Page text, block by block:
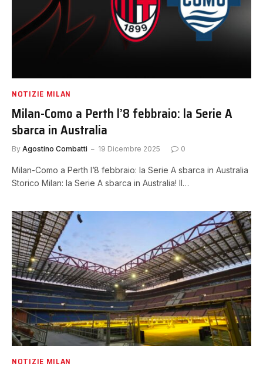
NOTIZIE MILAN
Milan-Como a Perth l’8 febbraio: la Serie A
sbarca in Australia
By Agostino Combatti 19 Dicembre 2025 0
Milan-Como a Perth l’8 febbraio: la Serie A sbarca in Australia
Storico Milan: la Serie A sbarca in Australia! Il…
NOTIZIE MILAN